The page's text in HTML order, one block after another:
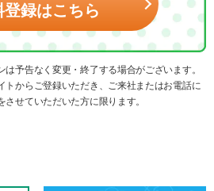
登録はこちら
予告なく変更・終了する場合がございます。
からご登録いただき、ご来社またはお電話に
せていただいた方に限ります。